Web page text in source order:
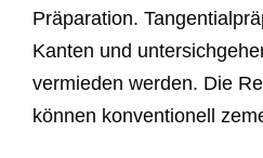
Präparation.
Kanten und
vermieden werden. Die
können konventionell